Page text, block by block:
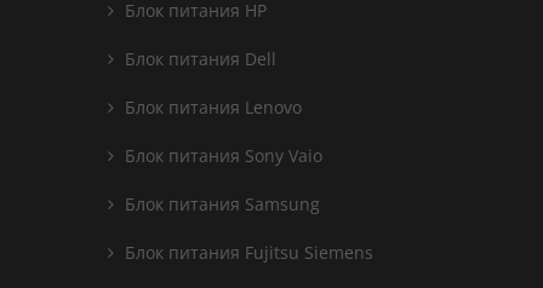
Блок питания HP
Блок питания Dell
Блок питания Lenovo
Блок питания Sony Vaio
Блок питания Samsung
Блок питания Fujitsu Siemens